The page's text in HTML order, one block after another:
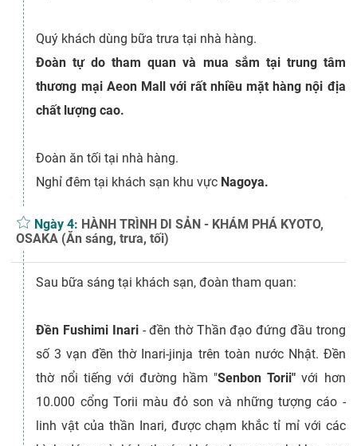
Quý khách dùng bữa trưa tại nhà hàng.
Đoàn tự do tham quan và mua sắm tại trung tâm
thương mại Aeon Mall
với rất nhiều mặt hàng nội địa
chất lượng cao.
Đoàn ăn tối tại nhà hàng.
Nghỉ đêm tại khách sạn khu vực Nagoya.
Ngày 4: HÀNH TRÌNH DI SẢN - KHÁM PHÁ KYOTO,
OSAKA (Ăn sáng, trưa, tối)
Sau bữa sáng tại khách sạn, đoàn tham quan:
Đền Fushimi Inari - đền thờ Thần đạo đứng đầu trong
số 3 vạn đền thờ Inari-jinja trên toàn nước Nhật. Đền
thờ nổi tiếng với đường hầm "Senbon Torii" với hơn
10.000 cổng Torii màu đỏ son và những tượng cáo -
linh vật của thần Inari, được chạm khắc tỉ mỉ với các